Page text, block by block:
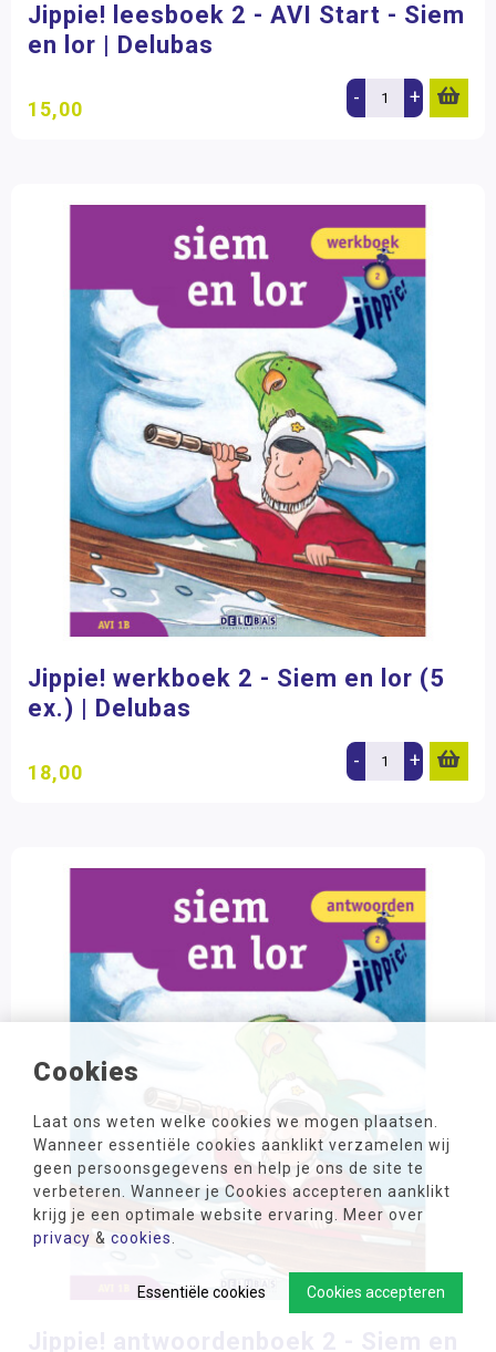
Cookies
Laat ons weten welke cookies we mogen plaatsen.
Wanneer essentiële cookies aanklikt verzamelen wij
geen persoonsgegevens en help je ons de site te
verbeteren. Wanneer je Cookies accepteren aanklikt
krijg je een optimale website ervaring. Meer over
privacy & cookies
Cookies accepteren
Essentiële cookies
Jippie! leesboek 2 - AVI Start - Siem
en lor | Delubas
15,00 - +
Jippie! werkboek 2 - Siem en lor (5
ex.) | Delubas
18,00 - +